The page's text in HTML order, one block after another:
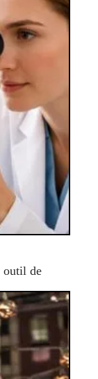
outil de